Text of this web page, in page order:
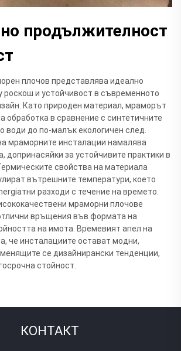
продължителност
плочов представлява идеално
и устойчивост в съвременното
Като природен материал, мраморът
обработка в сравнение с синтетичните
води до по-малък екологичен след.
мраморните инсталации намалява
допринасяйки за устойчивите практики в
свойства на материала
вътрешните температури, което
разходи с течение на времето.
мраморни плочове
връщения във формата на
на имота. Времевият апел на
че инсталациите остават модни,
се дизайнирански тенденции,
стойност.
КОНТАКТ